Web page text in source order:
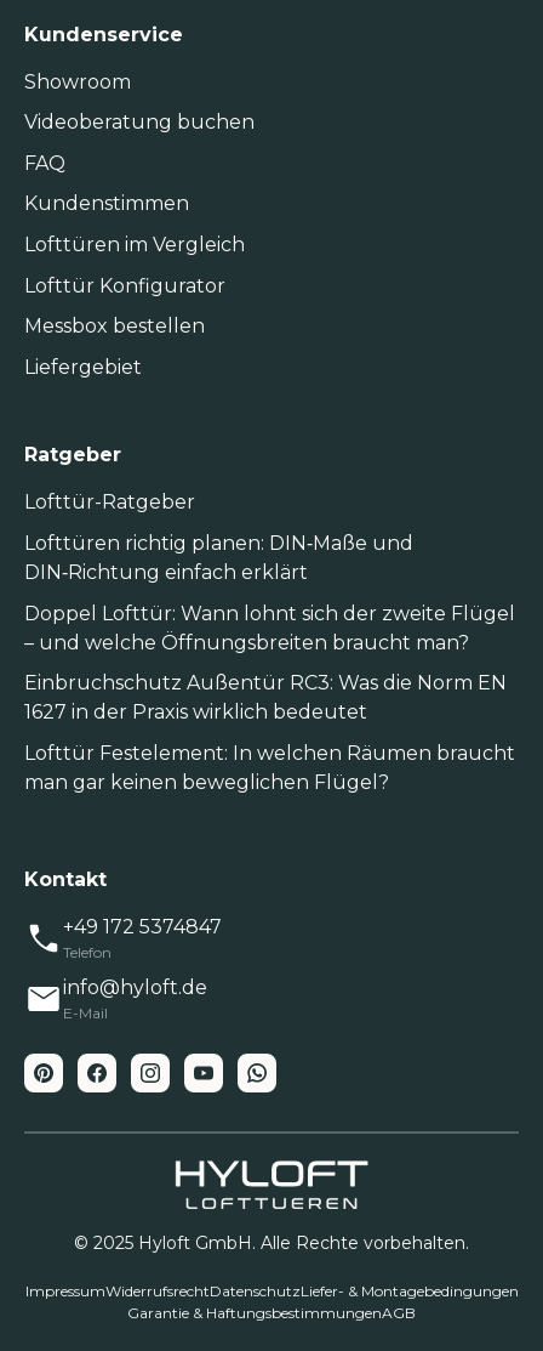
Kundenservice
Showroom
Videoberatung buchen
FAQ
Kundenstimmen
Lofttüren im Vergleich
Lofttür Konfigurator
Messbox bestellen
Liefergebiet
Ratgeber
Lofttür-Ratgeber
Lofttüren richtig planen: DIN‑Maße und
DIN‑Richtung einfach erklärt
Doppel Lofttür: Wann lohnt sich der zweite Flügel
– und welche Öffnungsbreiten braucht man?
Einbruchschutz Außentür RC3: Was die Norm EN
1627 in der Praxis wirklich bedeutet
Lofttür Festelement: In welchen Räumen braucht
man gar keinen beweglichen Flügel?
Kontakt
+49 172 5374847
Telefon
info@hyloft.de
E-Mail
© 2025 Hyloft GmbH. Alle Rechte vorbehalten.
ImpressumWiderrufsrechtDatenschutzLiefer- & Montagebedingungen
Garantie & HaftungsbestimmungenAGB